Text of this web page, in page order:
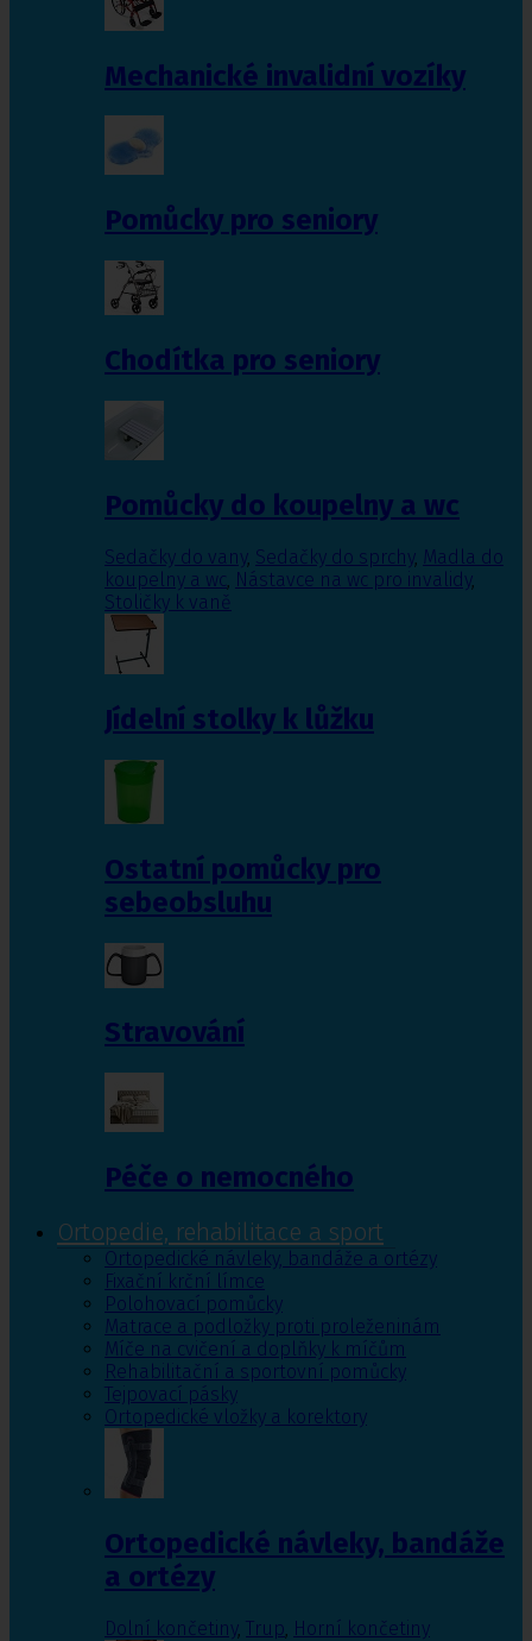
Mechanické invalidní vozíky
Pomůcky pro seniory
Chodítka pro seniory
Pomůcky do koupelny a wc
Sedačky do vany, Sedačky do sprchy, Madla do
koupelny a wc, Nástavce na wc pro invalidy,
Stoličky k vaně
Jídelní stolky k lůžku
Ostatní pomůcky pro
sebeobsluhu
Stravování
Péče o nemocného
Ortopedie, rehabilitace a sport
Ortopedické návleky, bandáže a ortézy
Fixační krční límce
Polohovací pomůcky
Matrace a podložky proti proleženinám
Míče na cvičení a doplňky k míčům
Rehabilitační a sportovní pomůcky
Tejpovací pásky
Ortopedické vložky a korektory
Ortopedické návleky, bandáže
a ortézy
Dolní končetiny, Trup, Horní končetiny